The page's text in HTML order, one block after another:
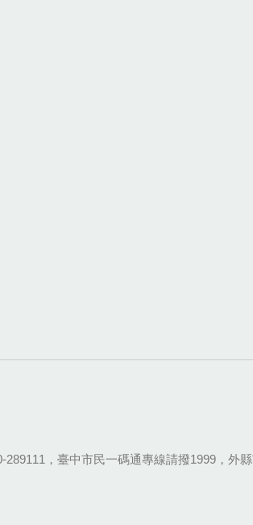
289111，臺中市民一碼通專線請撥1999，外